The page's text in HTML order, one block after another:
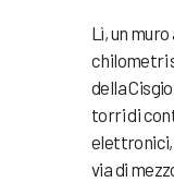
Lì, un
chilometri
della
torri di
elettronici,
via di